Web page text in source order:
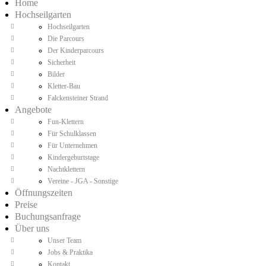
Home
Hochseilgarten
Hochseilgarten
Die Parcours
Der Kinderparcours
Sicherheit
Bilder
Kletter-Bau
Falckensteiner Strand
Angebote
Fun-Klettern
Für Schulklassen
Für Unternehmen
Kindergeburtstage
Nachtklettern
Vereine - JGA - Sonstige
Öffnungszeiten
Preise
Buchungsanfrage
Über uns
Unser Team
Jobs & Praktika
Kontakt